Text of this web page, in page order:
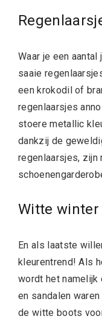
Waar je een
saaie
een krokodil of
regenlaarsjes
stoere metallic
dankzij de
regenlaarsjes, zijn
Witte winter
En als laatste
kleurentrend! Als
wordt het namelijk
en sandalen
de witte boots